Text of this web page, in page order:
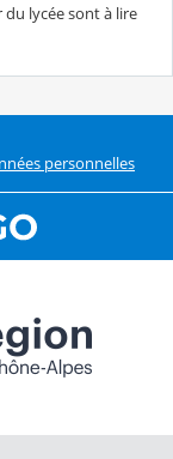
du lycée sont à lire
personnelles